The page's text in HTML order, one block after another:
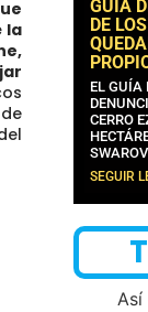
la
GUÍA
DE
EL GUÍA
CERRO
SEGUIR